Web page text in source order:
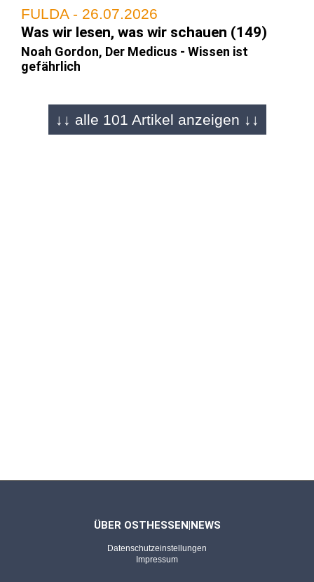
FULDA - 26.07.2026
Was wir lesen, was wir schauen (149)
Noah Gordon, Der Medicus - Wissen ist
gefährlich
FULDA - 12.07.2026
FULDA - 17.05.2026
↓↓ alle 101 Artikel anzeigen ↓↓
ÜBER OSTHESSEN|NEWS
Datenschutzeinstellungen
Impressum